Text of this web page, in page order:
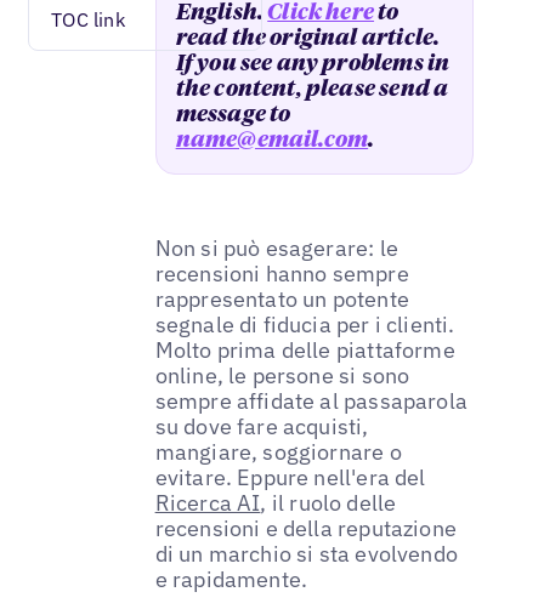
TOC link
English.Click hereto
read the original article.
If you see any problems in
the content, please send a
message to
name@email.com.
Non si può esagerare: le
recensioni hanno sempre
rappresentato un potente
segnale di fiducia per i clienti.
Molto prima delle piattaforme
online, le persone si sono
sempre affidate al passaparola
su dove fare acquisti,
mangiare, soggiornare o
evitare. Eppure nell'era del
Ricerca AI, il ruolo delle
recensioni e della reputazione
di un marchio si sta evolvendo
e rapidamente.